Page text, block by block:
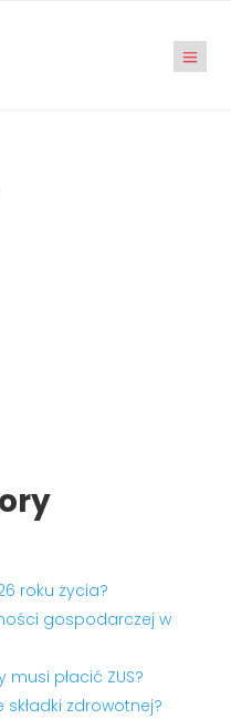
roku życia?
gospodarczej w
płacić ZUS?
zdrowotnej?